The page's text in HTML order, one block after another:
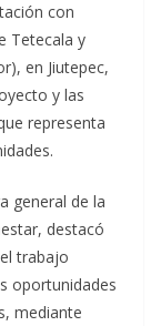
con
Tetecala y
en Jiutepec,
y las
representa
general de la
destacó
trabajo
oportunidades
mediante